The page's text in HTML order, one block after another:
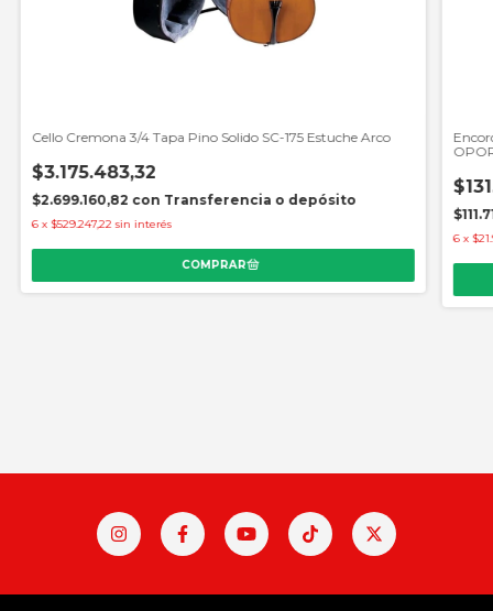
Cello Cremona 3/4 Tapa Pino Solido SC-175 Estuche Arco
$3.175.483,32
$2.699.160,82 con Transferencia o depósito
6 x $529.247,22 sin interés
6 x